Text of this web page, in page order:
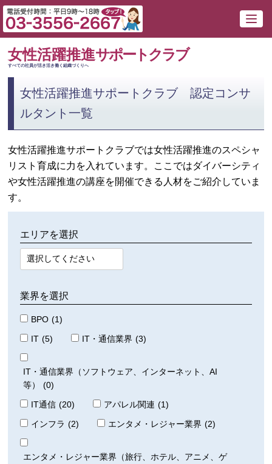
女性活躍推進サポートクラブ
すべての社員が活き活き働く組織づくりへ
女性活躍推進サポートクラブ 認定コンサ
ルタント一覧
女性活躍推進サポートクラブでは女性活躍推進のスペシャ
リスト育成に力を入れています。ここではダイバーシティ
や女性活躍推進の講座を開催できる人材をご紹介していま
す。
エリアを選択
業界を選択
BPO (1)
IT (5) IT・通信業界 (3)
IT・通信業界（ソフトウェア、インターネット、AI
等）
(0)
IT通信 (20) アパレル関連 (1)
インフラ (2) エンタメ・レジャー業界 (2)
エンタメ・レジャー業界（旅行、ホテル、アニメ、ゲ